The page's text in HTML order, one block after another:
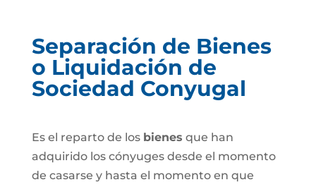
Separación de Bienes
o Liquidación de
Sociedad Conyugal
Es el reparto de los bienes que han
adquirido los cónyuges desde el momento
de casarse y hasta el momento en que